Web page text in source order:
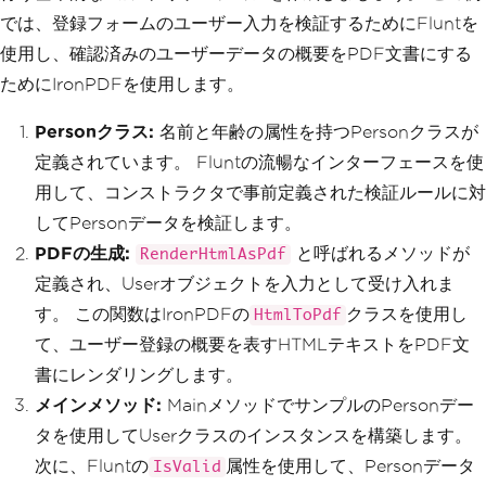
では、登録フォームのユーザー入力を検証するためにFluntを
使用し、確認済みのユーザーデータの概要をPDF文書にする
ためにIronPDFを使用します。
Personクラス: 名前と年齢の属性を持つPersonクラスが
定義されています。 Fluntの流暢なインターフェースを使
用して、コンストラクタで事前定義された検証ルールに対
してPersonデータを検証します。
PDFの生成:
RenderHtmlAsPdf
と呼ばれるメソッドが
定義され、Userオブジェクトを入力として受け入れま
す。 この関数はIronPDFの HtmlToPdf クラスを使用し
て、ユーザー登録の概要を表すHTMLテキストをPDF文
書にレンダリングします。
メインメソッド: MainメソッドでサンプルのPersonデー
タを使用してUserクラスのインスタンスを構築します。
次に、Fluntの
IsValid 属性を使用して、Personデータ